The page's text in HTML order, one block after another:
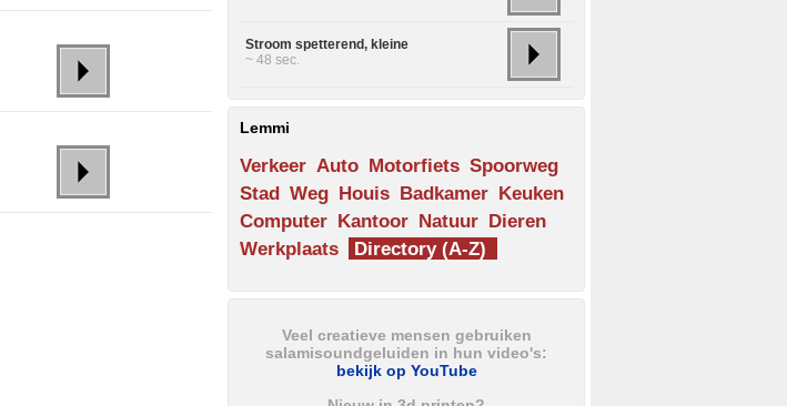
Stroom spetterend, kleine
~ 48 sec.
Lemmi
Verkeer Auto Motorfiets Spoorweg
Stad Weg Houis Badkamer Keuken
Computer Kantoor Natuur Dieren
Werkplaats
Directory (A-Z)
Veel creatieve mensen gebruiken
salamisoundgeluiden in hun video's:
bekijk op YouTube